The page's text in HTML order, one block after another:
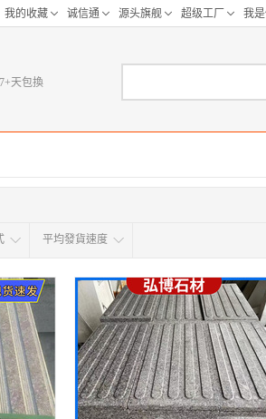
采购距离:
华南区 华中区 华北区
天津 重庆
江苏 山东 河北
平均發貨速度
7+天包換